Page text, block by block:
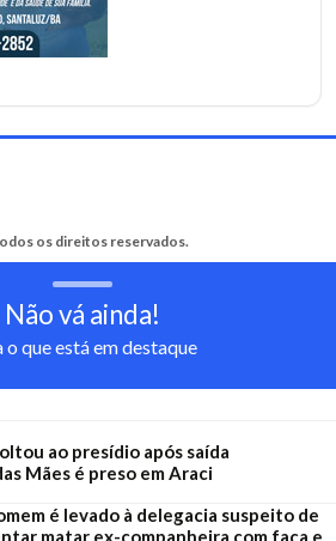
os direitos reservados.
Não vá ainda!
o que está em destaque
ao presídio após saída
Mães é preso em Araci
é levado à delegacia suspeito de
matar ex-companheira com faca e